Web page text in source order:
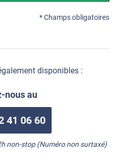
* Champs obligatoires
disponibles :
nous au
41 06 60
non-stop (Numéro non surtaxé)